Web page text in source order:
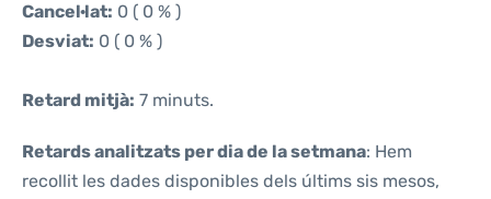
Cancel·lat: 0 ( 0 % )
Desviat: 0 ( 0 % )
Retard mitjà: 7 minuts.
Retards analitzats per dia de la setmana: Hem
recollit les dades disponibles dels últims sis mesos,